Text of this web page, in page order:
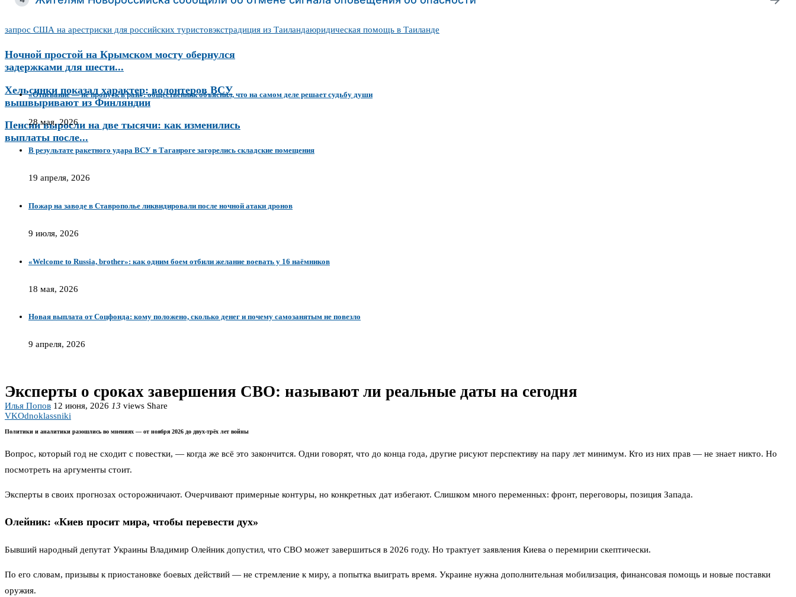
запрос США на арестриски для российских туристовэкстрадиция из Таиландаюридическая помощь в Таиланде
Ночной простой на Крымском мосту обернулся
задержками для шести...
Хельсинки показал характер: волонтеров ВСУ
вышвыривают из Финляндии
Пенсии выросли на две тысячи: как изменились
выплаты после...
«Отпевание — не пропуск в рай»: общественник объяснил, что на самом деле решает судьбу души
28 мая, 2026
В результате ракетного удара ВСУ в Таганроге загорелись складские помещения
19 апреля, 2026
Пожар на заводе в Ставрополье ликвидировали после ночной атаки дронов
9 июля, 2026
«Welcome to Russia, brother»: как одним боем отбили желание воевать у 16 наёмников
18 мая, 2026
Новая выплата от Соцфонда: кому положено, сколько денег и почему самозанятым не повезло
9 апреля, 2026
Эксперты о сроках завершения СВО: называют ли реальные даты на сегодня
Илья Попов 12 июня, 2026 13 views Share
VKOdnoklassniki
Политики и аналитики разошлись во мнениях — от ноября 2026 до двух-трёх лет войны
Вопрос, который год не сходит с повестки, — когда же всё это закончится. Одни говорят, что до конца года, другие рисуют перспективу на пару лет минимум. Кто из них прав — не знает никто. Но
посмотреть на аргументы стоит.
Эксперты в своих прогнозах осторожничают. Очерчивают примерные контуры, но конкретных дат избегают. Слишком много переменных: фронт, переговоры, позиция Запада.
Олейник: «Киев просит мира, чтобы перевести дух»
Бывший народный депутат Украины Владимир Олейник допустил, что СВО может завершиться в 2026 году. Но трактует заявления Киева о перемирии скептически.
По его словам, призывы к приостановке боевых действий — не стремление к миру, а попытка выиграть время. Украине нужна дополнительная мобилизация, финансовая помощь и новые поставки
оружия.